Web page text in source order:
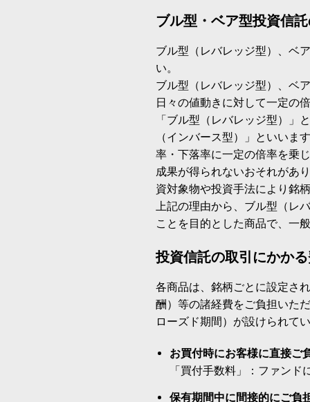
ブル型・ベア型投資信
ブル型（レバレッジ型）、ベ
い。
ブル型（レバレッジ型）、ベ
日々の値動きに対して一定の
「ブル型（レバレッジ型）」
（インバース型）」といいま
率・下落率に一定の倍率を乗
成果が得られないおそれがあ
資対象物や投資手法により銘
上記の理由から、ブル型（レ
ことを目的とした商品で、一
投資信託の取引にかか
各商品は、銘柄ごとに設定さ
酬）等の諸経費をご負担いた
ローズド期間）が設けられて
お買付時にお客様に直接ご
「買付手数料」：ファンド
保有期間中に間接的にご負